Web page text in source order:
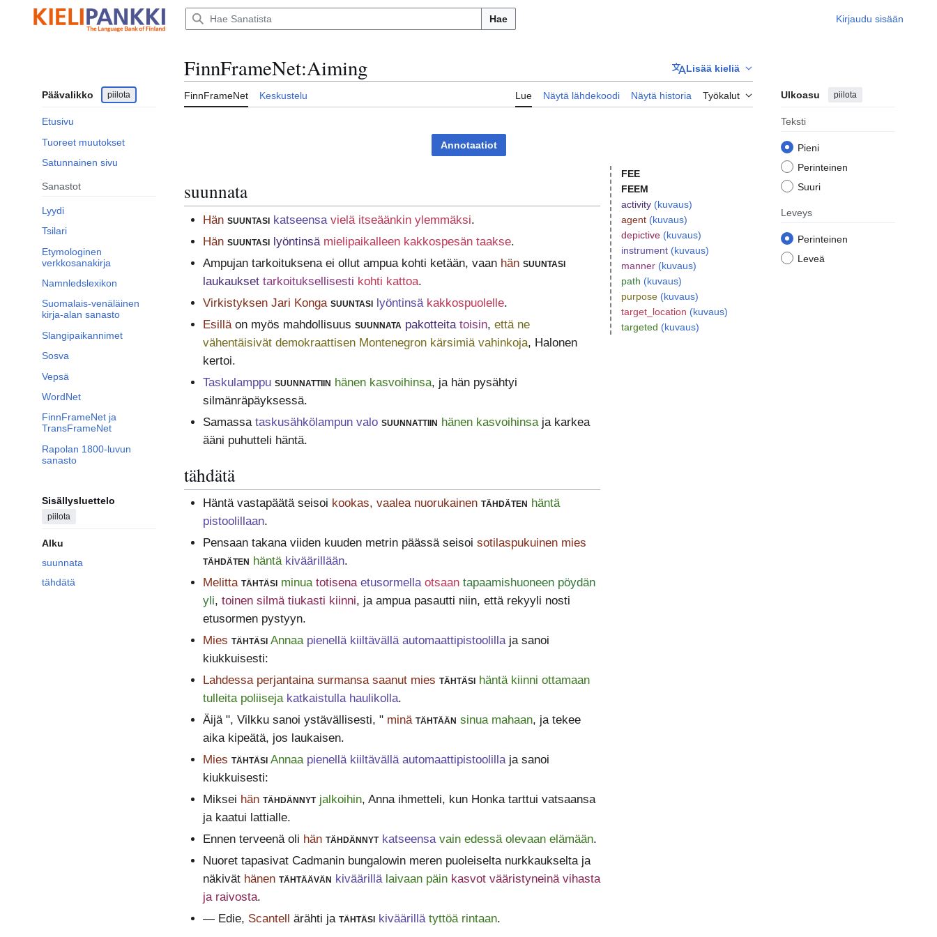
sisältöön
Hae Kirjaudu sisään
Päävalikko piilota
Etusivu
Tuoreet muutokset
Satunnainen sivu
Sanastot
Lyydi
Tsilari
Etymologinen
verkkosanakirja
Namnledslexikon
Suomalais-venäläinen
kirja-alan sanasto
Slangipaikannimet
Sosva
Vepsä
WordNet
FinnFrameNet ja
TransFrameNet
Rapolan 1800-luvun
sanasto
Sisällysluettelo
piilota
Alku
suunnata
tähdätä
FinnFrameNet:Aiming Lisää kieliä
FinnFrameNet Keskustelu Lue Näytä lähdekoodi Näytä historia Työkalut Ulkoasu piilota
Teksti
Pieni
Perinteinen
Suuri
Leveys
Perinteinen
Leveä
Annotaatiot
suunnata
Hän suuntasi katseensa vielä itseäänkin ylemmäksi.
Hän suuntasi lyöntinsä mielipaikalleen kakkospesän taakse.
Ampujan tarkoituksena ei ollut ampua kohti ketään, vaan hän suuntasi
laukaukset tarkoituksellisesti kohti kattoa.
Virkistyksen Jari Konga suuntasi lyöntinsä kakkospuolelle.
Esilläon myös mahdollisuus suunnata pakotteita toisin, että ne
vähentäisivät demokraattisen Montenegron kärsimiä vahinkoja, Halonen
kertoi.
Taskulamppu suunnattiin hänen kasvoihinsa, ja hän pysähtyi
silmänräpäyksessä.
Samassa taskusähkölampun valo suunnattiin hänen kasvoihinsaja karkea
ääni puhutteli häntä.
tähdätä
Häntä vastapäätä seisoi kookas, vaalea nuorukainen tähdäten häntä
pistoolillaan.
Pensaan takana viiden kuuden metrin päässä seisoi sotilaspukuinen mies
tähdäten häntä kiväärillään.
Melitta tähtäsi minua totisena etusormella otsaan tapaamishuoneen pöydän
yli, toinen silmä tiukasti kiinni, ja ampua pasautti niin, että rekyyli nosti
etusormen pystyyn.
Mies tähtäsi Annaa pienellä kiiltävällä automaattipistoolillaja sanoi
kiukkuisesti:
Lahdessa perjantaina surmansa saanut mies tähtäsi häntä kiinni ottamaan
tulleita poliiseja katkaistulla haulikolla.
Äijä ", Vilkku sanoi ystävällisesti, " minä tähtään sinua mahaan, ja tekee
aika kipeätä, jos laukaisen.
Mies tähtäsi Annaa pienellä kiiltävällä automaattipistoolillaja sanoi
kiukkuisesti:
Miksei hän tähdännyt jalkoihin, Anna ihmetteli, kun Honka tarttui vatsaansa
ja kaatui lattialle.
Ennen terveenä oli hän tähdännyt katseensa vain edessä olevaan elämään.
Nuoret tapasivat Cadmanin bungalowin meren puoleiselta nurkkaukselta ja
näkivät hänen tähtäävän kiväärillä laivaan päin kasvot vääristyneinä vihasta
ja raivosta.
— Edie, Scantell ärähti ja tähtäsi kiväärillä tyttöä rintaan.
FEE
FEEM
activity (kuvaus)
agent (kuvaus)
depictive (kuvaus)
instrument (kuvaus)
manner (kuvaus)
path (kuvaus)
purpose (kuvaus)
target_location (kuvaus)
targeted (kuvaus)